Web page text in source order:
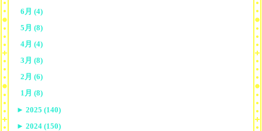
6月 (4)
5月 (8)
4月 (4)
3月 (8)
2月 (6)
1月 (8)
► 2025 (140)
► 2024 (150)